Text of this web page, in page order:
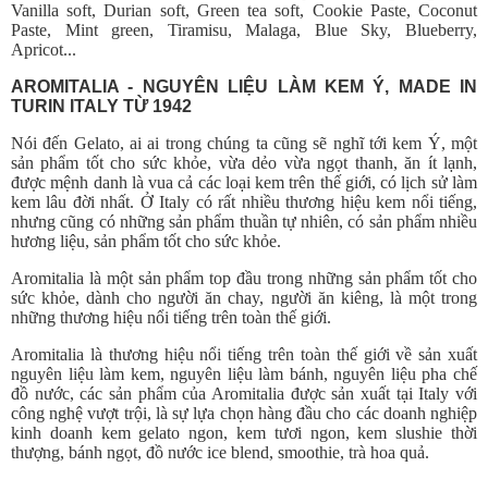
Vanilla soft, Durian soft, Green tea soft, Cookie Paste, Coconut
Paste, Mint green, Tiramisu, Malaga, Blue Sky, Blueberry,
Apricot...
AROMITALIA - NGUYÊN LIỆU LÀM KEM Ý, MADE IN
TURIN ITALY TỪ 1942
Nói đến Gelato, ai ai trong chúng ta cũng sẽ nghĩ tới kem Ý, một
sản phẩm tốt cho sức khỏe, vừa dẻo vừa ngọt thanh, ăn ít lạnh,
được mệnh danh là vua cả các loại kem trên thế giới, có lịch sử làm
kem lâu đời nhất. Ở Italy có rất nhiều thương hiệu kem nổi tiếng,
nhưng cũng có những sản phẩm thuần tự nhiên, có sản phẩm nhiều
hương liệu, sản phẩm tốt cho sức khỏe.
Aromitalia là một sản phẩm top đầu trong những sản phẩm tốt cho
sức khỏe, dành cho người ăn chay, người ăn kiêng, là một trong
những thương hiệu nổi tiếng trên toàn thế giới.
Aromitalia là thương hiệu nổi tiếng trên toàn thế giới về sản xuất
nguyên liệu làm kem, nguyên liệu làm bánh, nguyên liệu pha chế
đồ nước, các sản phẩm của Aromitalia được sản xuất tại Italy với
công nghệ vượt trội, là sự lựa chọn hàng đầu cho các doanh nghiệp
kinh doanh kem gelato ngon, kem tươi ngon, kem slushie thời
thượng, bánh ngọt, đồ nước ice blend, smoothie, trà hoa quả.